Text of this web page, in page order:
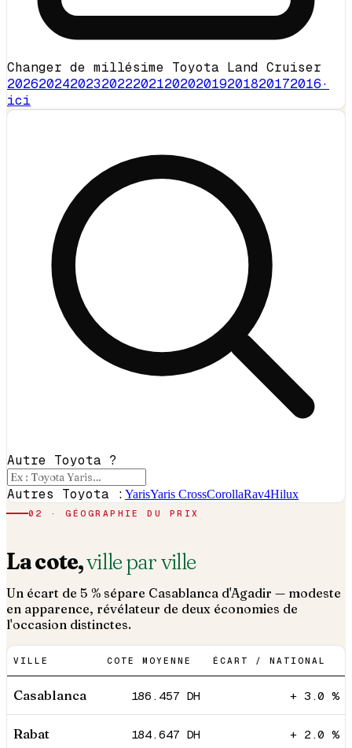
Changer de millésime Toyota Land Cruiser
2026202420232022202120202019201820172016·
ici
Autre Toyota ?
Autres Toyota : YarisYaris CrossCorollaRav4Hilux
02 · GÉOGRAPHIE DU PRIX
La cote,ville par ville
Un écart de 5 % sépare Casablanca d'Agadir — modeste
en apparence, révélateur de deux économies de
l'occasion distinctes.
VILLE COTE MOYENNE ÉCART / NATIONAL
Casablanca 186.457 DH + 3.0 %
Rabat 184.647 DH + 2.0 %